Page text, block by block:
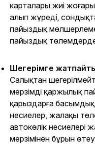
карталары жиі
алып жүреді,
пайыздық
пайыздық
Шегерімге
Салықтан
мерзімді қаржылық
қарыздарға
несиелер, жалақы
автокөлік
мерзімінен бұрын